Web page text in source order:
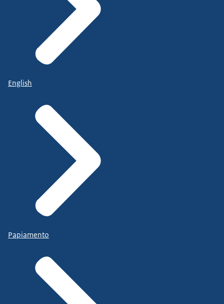
English
Papiamento